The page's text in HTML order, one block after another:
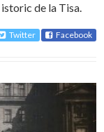
de la Tisa.
Twitter Facebook